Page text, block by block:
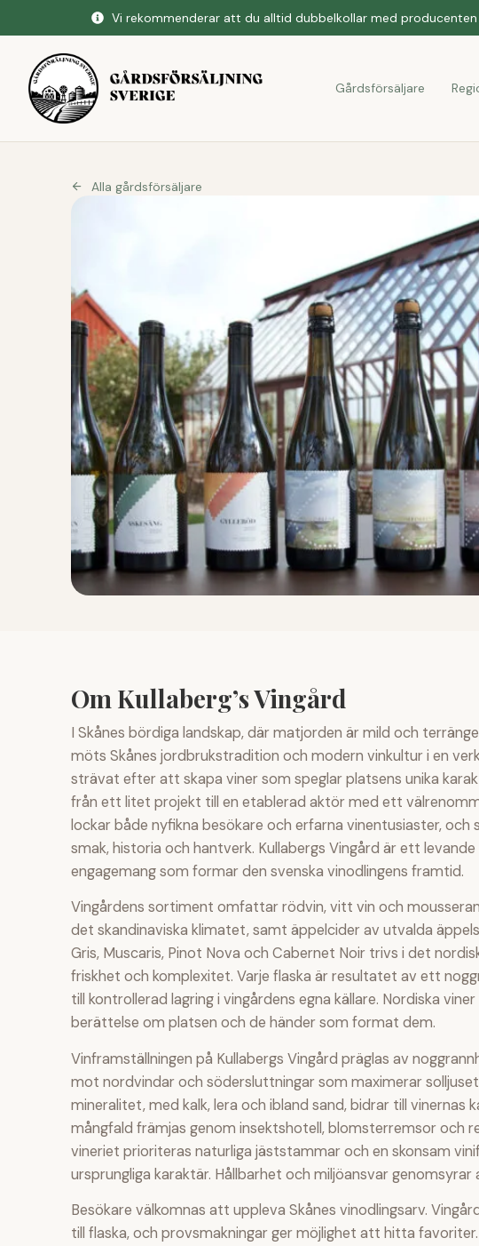
Vi rekommenderar att du alltid dubbelkollar med
Gårdsförsäljare
Alla gårdsförsäljare
Om Kullaberg’s Vingård
I Skånes bördiga landskap, där matjorden är mild och
möts Skånes jordbrukstradition och modern vinkultur i en
strävat efter att skapa viner som speglar platsens unika
från ett litet projekt till en etablerad aktör med ett
lockar både nyfikna besökare och erfarna vinentusiaster,
smak, historia och hantverk. Kullabergs Vingård är ett
engagemang som formar den svenska vinodlingens framtid.
Vingårdens sortiment omfattar rödvin, vitt vin och
det skandinaviska klimatet, samt äppelcider av utvalda
Gris, Muscaris, Pinot Nova och Cabernet Noir trivs i det
friskhet och komplexitet. Varje flaska är resultatet av ett
till kontrollerad lagring i vingårdens egna källare. Nordiska
berättelse om platsen och de händer som format dem.
Vinframställningen på Kullabergs Vingård präglas av
mot nordvindar och södersluttningar som maximerar
mineralitet, med kalk, lera och ibland sand, bidrar till vinernas
mångfald främjas genom insektshotell, blomsterremsor och
vineriet prioriteras naturliga jäststammar och en skonsam
ursprungliga karaktär. Hållbarhet och miljöansvar genomsyrar
Besökare välkomnas att uppleva Skånes vinodlingsarv.
till flaska, och provsmakningar ger möjlighet att hitta